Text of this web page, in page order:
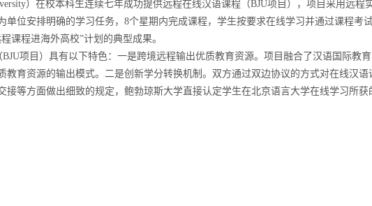
）在校本科生连续七年成功提供远程在线汉语课程（BJU项目），项目采用远
单位安排明确的学习任务，8个星期内完成课程，学生按要求在线学习并通过课程考
课程进海外高校”计划的典型成果。
项目）具有以下特色：一是跨境远程输出优质教育资源。项目融合了汉语国际教
教育资源的输出模式。二是创新学分转换机制。双方通过双边协议的方式对在线汉
接等方面做出细致的规定，鲍勃琼斯大学直接认定学生在北京语言大学在线学习所获